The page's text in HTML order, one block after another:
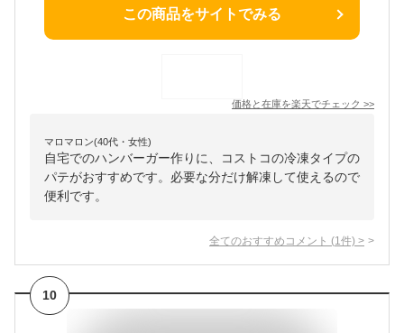
この商品をサイトでみる
価格と在庫を楽天でチェック >>
マロマロン(40代・女性)
自宅でのハンバーガー作りに、コストコの冷凍タイプの
パテがおすすめです。必要な分だけ解凍して使えるので
便利です。
全てのおすすめコメント (1 件) >
10